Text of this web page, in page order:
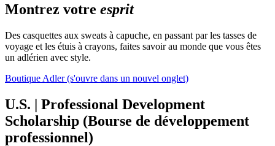
Montrez votre esprit
Des casquettes aux sweats à capuche, en passant par les tasses de
voyage et les étuis à crayons, faites savoir au monde que vous êtes
un adlérien avec style.
Boutique Adler(s'ouvre dans un nouvel onglet)
U.S. | Professional Development
Scholarship (Bourse de développement
professionnel)